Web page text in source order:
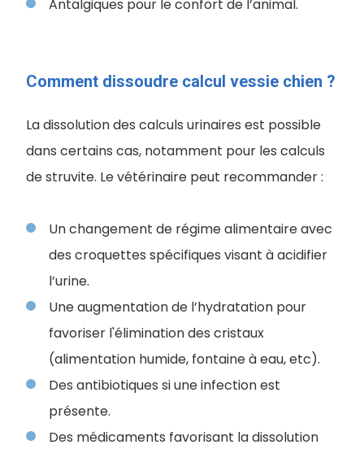
Antalgiques pour le confort de l’animal.
Comment dissoudre calcul vessie chien ?
La dissolution des calculs urinaires est possible
dans certains cas, notamment pour les calculs
de struvite. Le vétérinaire peut recommander :
Un changement de régime alimentaire avec
des croquettes spécifiques visant à acidifier
l’urine.
Une augmentation de l’hydratation pour
favoriser l'élimination des cristaux
(alimentation humide, fontaine à eau, etc).
Des antibiotiques si une infection est
présente.
Des médicaments favorisant la dissolution